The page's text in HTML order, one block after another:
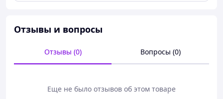
Отзывы и вопросы
Отзывы (0) Вопросы (0)
Еще не было отзывов об этом товаре